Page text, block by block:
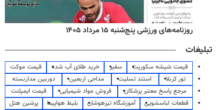
روزنامه‌های ورزشی پنج‌شنبه ۱۵ مرداد ۱۴۰۵
تبلیغات
قیمت شیشه سکوریت سفیر خرید طلای آب شده
قیمت موکت
تور کربلا
استند تسلیت مداحی اربعین
دوربین مداربسته
مرجع پاسخ معتبر پزشکان
فروش مواد شیمیایی
قیمت ایمپلنت
قطعات لباسشویی
آموزشگاه تیزهوشان بلیط هواپیما
پرشین هتل